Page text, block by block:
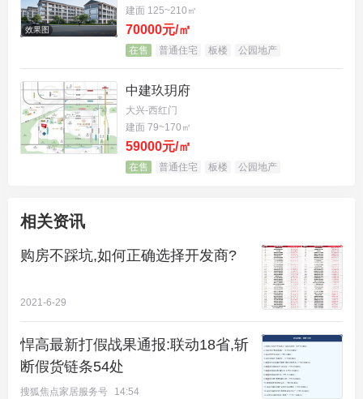
效果图
建面 125~210㎡
70000元/㎡
在售 普通住宅 板楼 公园地产
中建玖玥府
大兴-西红门
建面 79~170㎡
59000元/㎡
在售 普通住宅 板楼 公园地产
相关资讯
购房不踩坑,如何正确选择开发商?
2021-6-29
悍高最新打假战果通报:联动18省,斩
断假货链条54处
搜狐焦点家居服务号 14:54